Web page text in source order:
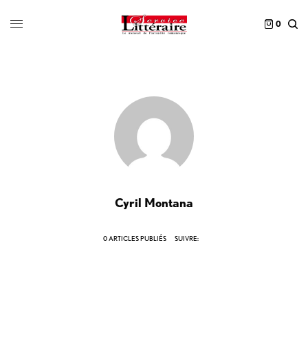
0
Cyril Montana
0 ARTICLES PUBLIÉS SUIVRE: